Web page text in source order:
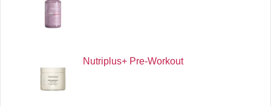
Nutriplus+ Pre-Workout